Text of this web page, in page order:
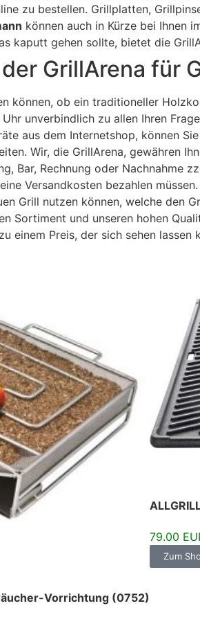
zu bestellen. Grillplatten,
können auch in Kürze bei Ihnen
kaputt gehen sollte, bietet die
GrillArena für
können, ob ein traditioneller
unverbindlich zu allen Ihren
aus dem Internetshop, können
Wir, die GrillArena, gewähren
Bar, Rechnung oder Nachnahme
Versandkosten bezahlen
Grill nutzen können, welche den
Sortiment und unseren hohen
einem Preis, der sich sehen lassen
Vorrichtung (0752)
79.00
Zum